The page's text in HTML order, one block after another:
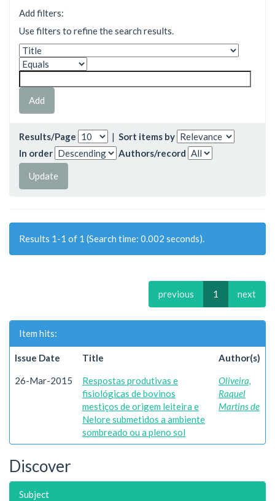
Add filters:
Use filters to refine the search results.
Results/Page | Sort items by
In order
Authors/record
Results 1-1 of 1 (Search time: 0.002 seconds).
previous 1 next
Item hits:
Issue Date Title Author(s)
26-Mar-2015
Respostas produtivas e
fisiológicas de bovinos
mestiços de origem leiteira e
Nelore submetidos a ambiente
sombreado ou a pleno sol
Oliveira,
Raquel
Martins de
Discover
Subject